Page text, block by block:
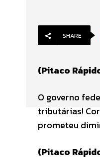
SHARE
(Pitaco
O governo
tributárias!
prometeu
(Pitaco